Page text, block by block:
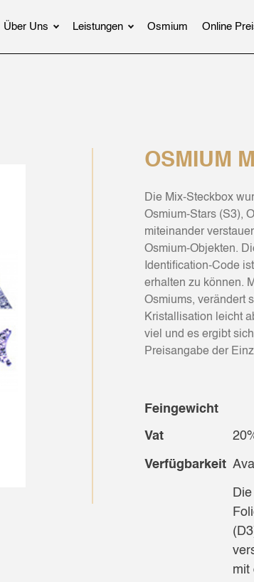
Über Uns Leistungen Osmium Online
OSMIUM
Die Mix-Steckbox
Osmium-Stars (S3),
miteinander
Osmium-Objekten.
Identification-Code
erhalten zu können.
Osmiums, verändert
Kristallisation leicht
viel und es ergibt
Preisangabe der
Feingewicht
Vat
Verfügbarkeit
mit